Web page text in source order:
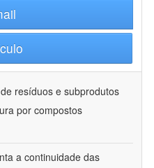
resíduos e subprodutos
por compostos
a continuidade das